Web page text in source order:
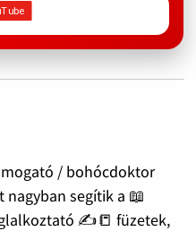
/ bohócdoktor
segítik a 📖
✍️📒 füzetek,